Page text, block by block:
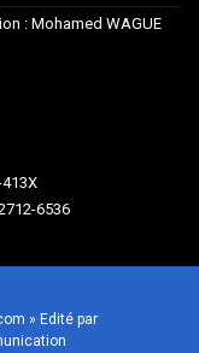
: Mohamed WAGUE
6536
» Edité par